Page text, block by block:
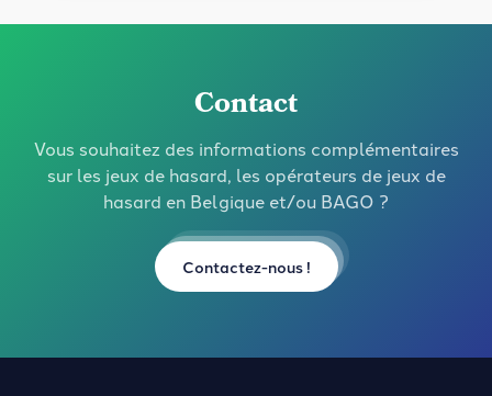
Contact
Vous souhaitez des informations complémentaires
sur les jeux de hasard, les opérateurs de jeux de
hasard en Belgique et/ou BAGO ?
Contactez-nous !